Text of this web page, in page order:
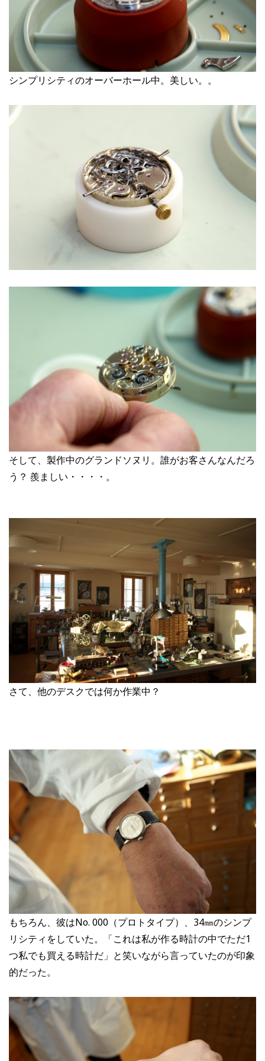
シンプリシティのオーバーホール中。美しい。。
そして、製作中のグランドソヌリ。誰がお客さんなんだろ
う？ 羨ましい・・・・。
さて、他のデスクでは何か作業中？
もちろん、彼はNo. 000（プロトタイプ）、34㎜のシンプ
リシティをしていた。「これは私が作る時計の中でただ1
つ私でも買える時計だ」と笑いながら言っていたのが印象
的だった。